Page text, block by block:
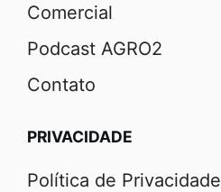
Comercial
Podcast AGRO2
Contato
PRIVACIDADE
Política de Privacidade